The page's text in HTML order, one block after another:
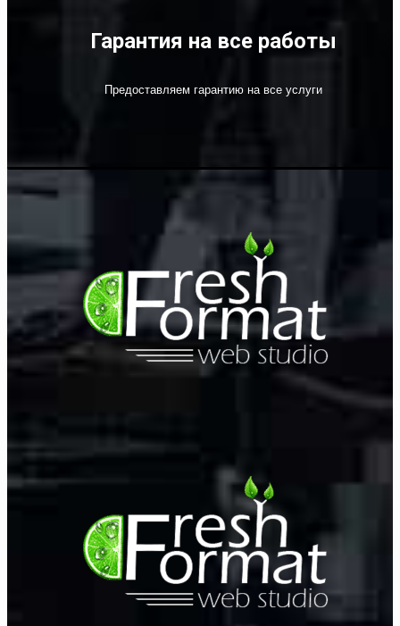
Гарантия на все работы
Предоставляем гарантию на все услуги